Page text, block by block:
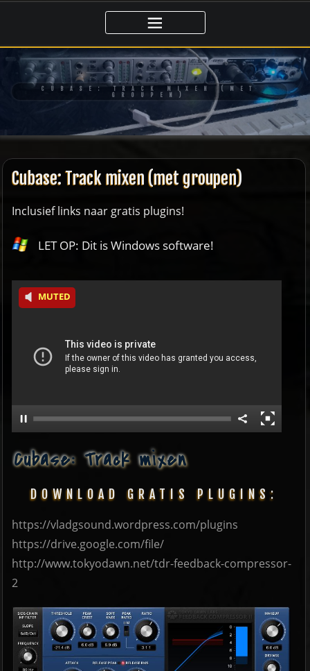
de
inhoud
CUBASE: TRACK MIXEN (MET
GROUPEN)
Cubase: Track mixen (met groupen)
Inclusief links naar gratis plugins!
LET OP: Dit is Windows software!
MUTED
Cubase: Track mixen
DOWNLOAD GRATIS PLUGINS:
https://vladgsound.wordpress.com/plugins
https://drive.google.com/file/
http://www.tokyodawn.net/tdr-feedback-compressor-
2